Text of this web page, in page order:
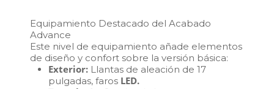
Equipamiento Destacado del Acabado
Advance
Este nivel de equipamiento añade elementos
de diseño y confort sobre la versión básica:
Exterior: Llantas de aleación de 17
pulgadas, faros LED.